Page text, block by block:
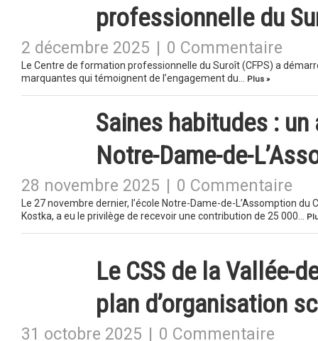
professionnelle du
2 décembre 2025 0 Commentaire
Le Centre de formation professionnelle du Suroît (CFPS) a
marquantes qui témoignent de l’engagement du…
Plus »
Saines habitudes :
Notre-Dame-de-
28 novembre 2025 0 Commentaire
Le 27 novembre dernier, l’école Notre-Dame-de-L’Assomption
Kostka, a eu le privilège de recevoir une contribution de 25 000…
Le CSS de la Vallée-
plan d’organisation
31 octobre 2025 0 Commentaire